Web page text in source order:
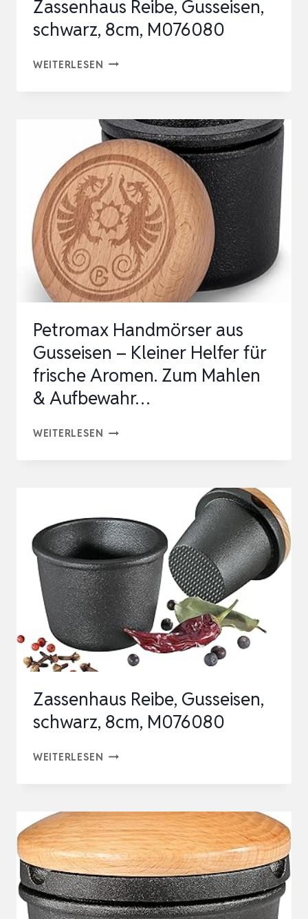
|
BAMBUSDECKEL
SILI…
Zassenhaus Reibe, Gusseisen,
schwarz, 8cm, M076080
WEITERLESEN ZASSENHAUS
SCHWARZ,
8CM,
M076080
Petromax Handmörser aus
Gusseisen – Kleiner Helfer für
frische Aromen. Zum Mahlen
& Aufbewahr…
WEITERLESEN PETROMAX
–
KLEINER
HELFER
FÜR
FRISCHE
AROMEN.
ZUM
MAHLEN
AUFBEWAHR…
Zassenhaus Reibe, Gusseisen,
schwarz, 8cm, M076080
WEITERLESEN ZASSENHAUS
SCHWARZ,
8CM,
M076080